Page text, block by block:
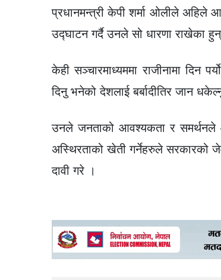
प्रधानमन्त्री केपी शर्मा ओलीले अहिले
उद्घाटन गर्दै उनले सो धारणा राखेका
केही सञ्चारमाध्यममा राजीनामा दिन
दिनु भनेको देशलाई बर्बादीतिर जान
उनले जनताको आवश्यकता र समर्थनले
अस्थिरताको खेती गर्नेहरुले सरकारको
दावी गरे ।